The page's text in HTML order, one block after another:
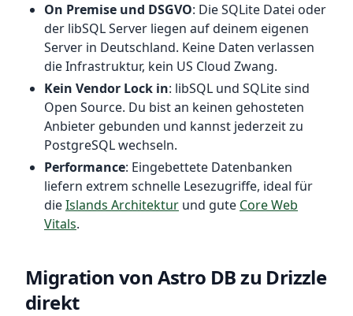
On Premise und DSGVO: Die SQLite Datei oder
der libSQL Server liegen auf deinem eigenen
Server in Deutschland. Keine Daten verlassen
die Infrastruktur, kein US Cloud Zwang.
Kein Vendor Lock in: libSQL und SQLite sind
Open Source. Du bist an keinen gehosteten
Anbieter gebunden und kannst jederzeit zu
PostgreSQL wechseln.
Performance: Eingebettete Datenbanken
liefern extrem schnelle Lesezugriffe, ideal für
dieIslands Architektur und gute Core Web
Vitals.
Migration von Astro DB zu Drizzle
direkt